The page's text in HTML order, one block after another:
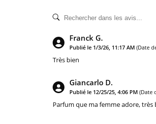
Franck G.
Publié le 1/3/26, 11:17 AM (Date
Très bien
Giancarlo D.
Publié le 12/25/25, 4:06 PM (Date
Parfum que ma femme adore, très